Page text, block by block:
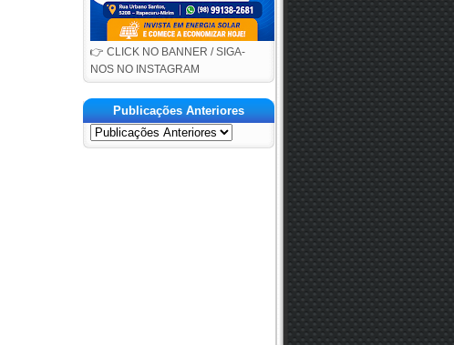
👉 CLICK NO BANNER / SIGA-
NOS NO INSTAGRAM
Publicações Anteriores